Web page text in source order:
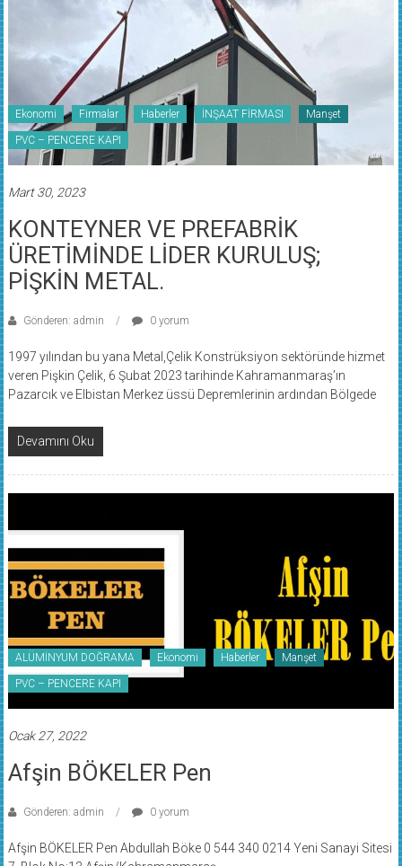
Ekonomi Firmalar Haberler İNŞAAT FİRMASI Manşet
PVC – PENCERE KAPI
KONTEYNER VE PREFABRİK
ÜRETİMİNDE LİDER KURULUŞ;
PİŞKİN METAL.
veren Pişkin Çelik, 6 Şubat 2023 tarihinde Kahramanmaraş’ın
Pazarcık ve Elbistan Merkez üssü Depremlerinin ardından Bölgede
Devamını Oku
ALÜMİNYUM DOĞRAMA Ekonomi Haberler Manşet
PVC – PENCERE KAPI
Afşin BÖKELER Pen
Afşin BÖKELER Pen Abdullah Böke 0 544 340 0214 Yeni Sanayi Sitesi
7. Blok No:13 Afşin/Kahramanmaraş